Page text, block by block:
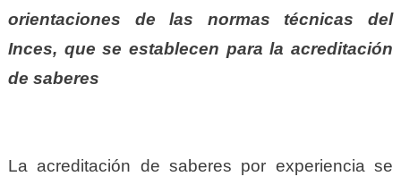
orientaciones de las normas técnicas del
Inces, que se establecen para la acreditación
de saberes
La acreditación de saberes por experiencia se